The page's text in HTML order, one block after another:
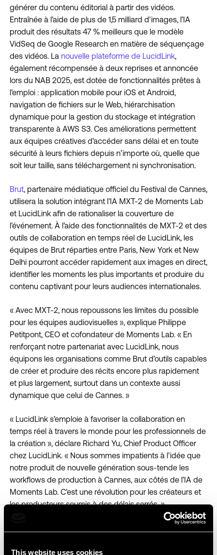
This website uses cookies
générer du contenu éditorial à partir des vidéos.
Entraînée à l’aide de plus de 1,5 milliard d'images, l’IA
produit des résultats 47 % meilleurs que le modèle
VidSeq de Google Research en matière de séquençage
des vidéos. La nouvelle plateforme de LucidLink,
également récompensée à deux reprises et annoncée
lors du NAB 2025, est dotée de fonctionnalités prêtes à
l’emploi : application mobile pour iOS et Android,
navigation de fichiers sur le Web, hiérarchisation
dynamique pour la gestion du stockage et intégration
transparente à AWS S3. Ces améliorations permettent
aux équipes créatives d’accéder sans délai et en toute
sécurité à leurs fichiers depuis n’importe où, quelle que
soit leur taille, sans téléchargement ni synchronisation.
Brut, partenaire médiatique officiel du Festival de Cannes,
utilisera la solution intégrant l’IA MXT-2 de Moments Lab
et LucidLink afin de rationaliser la couverture de
l’événement. À l’aide des fonctionnalités de MXT-2 et des
outils de collaboration en temps réel de LucidLink, les
équipes de Brut réparties entre Paris, New York et New
Delhi pourront accéder rapidement aux images en direct,
identifier les moments les plus importants et produire du
contenu captivant pour leurs audiences internationales.
« Avec MXT-2, nous repoussons les limites du possible
pour les équipes audiovisuelles », explique Philippe
Petitpont, CEO et cofondateur de Moments Lab. « En
renforçant notre partenariat avec LucidLink, nous
équipons les organisations comme Brut d’outils capables
de créer et produire des récits encore plus rapidement
et plus largement, surtout dans un contexte aussi
dynamique que celui de Cannes. »
« LucidLink s’emploie à favoriser la collaboration en
temps réel à travers le monde pour les professionnels de
la création », déclare Richard Yu, Chief Product Officer
chez LucidLink. « Nous sommes impatients à l’idée que
notre produit de nouvelle génération sous-tende les
workflows de production à Cannes, aux côtés de l’IA de
Moments Lab. C’est une révolution pour les créateurs et
les producteurs soumis à des délais serrés. »
et cofondateur de Brut. « En accédant à MXT-2 et